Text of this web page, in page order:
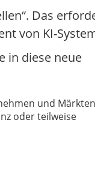
Das
von KI-
in diese neue
und
oder teilweise